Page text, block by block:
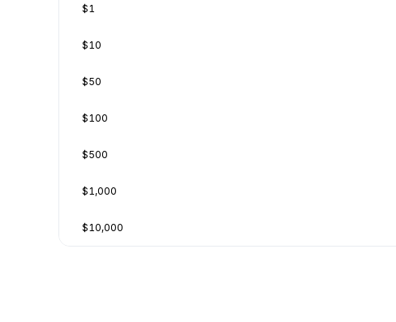
$1
$10
$50
$100
$500
$1,000
$10,000